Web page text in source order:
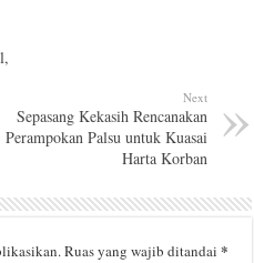
Next
Sepasang Kekasih Rencanakan
Perampokan Palsu untuk Kuasai
Harta Korban
Ruas yang wajib ditandai*